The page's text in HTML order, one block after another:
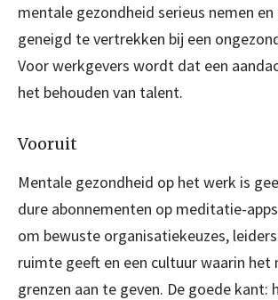
mentale gezondheid serieus nemen en
geneigd te vertrekken bij een
Voor werkgevers wordt dat een
het behouden van talent.
Vooruit
Mentale gezondheid op het werk is
dure abonnementen op meditatie-
om bewuste organisatiekeuzes,
ruimte geeft en een cultuur waarin het
grenzen aan te geven. De goede kant: